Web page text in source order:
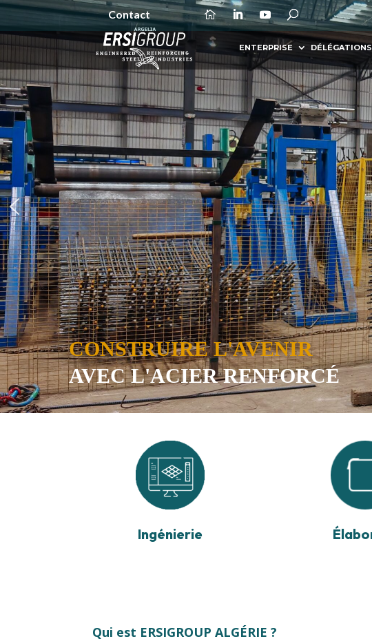
CONSTRUIRE L'AVENIR
AVEC L'ACIER RENFORCÉ
ENTERPRISE DÉLÉGATIONS
Contact
Ingénierie
Qui est ERSIGROUP ALGÉRIE ?